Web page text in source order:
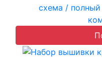
схема /